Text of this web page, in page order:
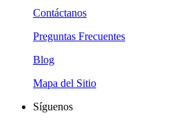
Contáctanos
Preguntas Frecuentes
Blog
Mapa del Sitio
Síguenos